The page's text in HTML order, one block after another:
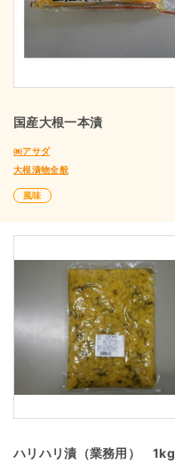
国産大根一本漬
㈱アサダ
大根漬物全般
風味
ハリハリ漬（業務用） 1kg